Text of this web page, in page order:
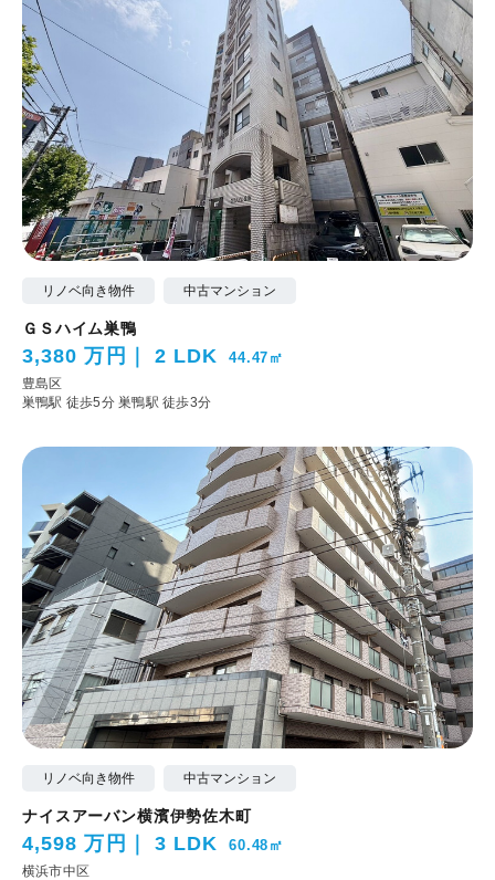
リノベ向き物件 中古マンション
ＧＳハイム巣鴨
3,380 万円 2 LDK 44.47㎡
豊島区
巣鴨駅 徒歩5分巣鴨駅 徒歩3分
リノベ向き物件 中古マンション
ナイスアーバン横濱伊勢佐木町
4,598 万円 3 LDK 60.48㎡
横浜市中区